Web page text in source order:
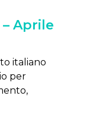
Aprile
italiano
per